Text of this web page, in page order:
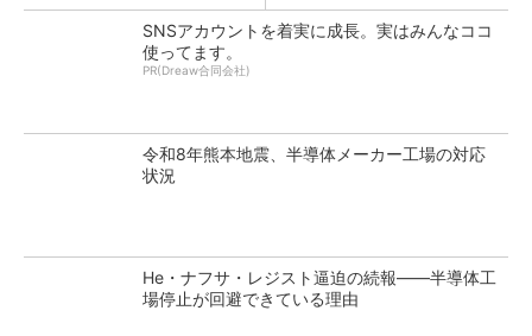
SNSアカウントを着実に成長。実はみんなココ
使ってます。
PR(Dreaw合同会社)
令和8年熊本地震、半導体メーカー工場の対応
状況
He・ナフサ・レジスト逼迫の続報――半導体工
場停止が回避できている理由